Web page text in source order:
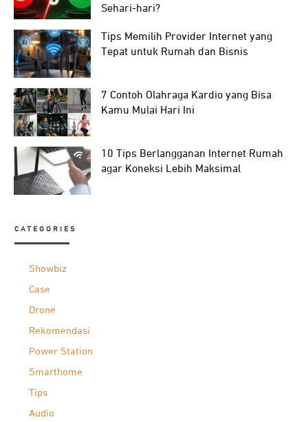
Sehari-hari?
Tips Memilih Provider Internet yang
Tepat untuk Rumah dan Bisnis
7 Contoh Olahraga Kardio yang Bisa
Kamu Mulai Hari Ini
10 Tips Berlangganan Internet Rumah
agar Koneksi Lebih Maksimal
CATEGORIES
Showbiz
Case
Drone
Rekomendasi
Power Station
Smarthome
Tips
Audio